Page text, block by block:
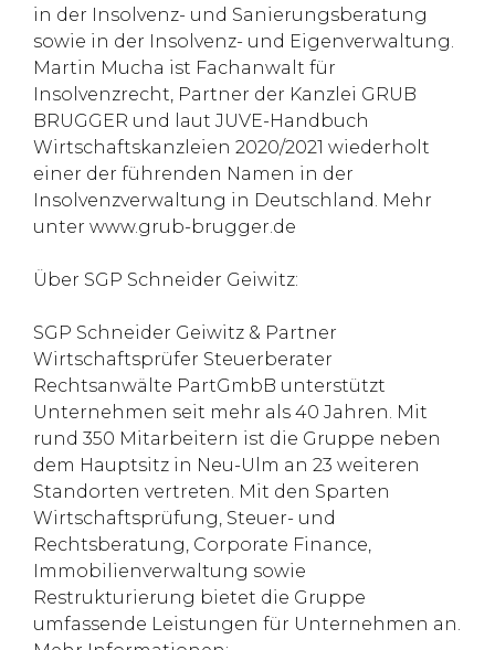
in der Insolvenz- und Sanierungsberatung
sowie in der Insolvenz- und Eigenverwaltung.
Martin Mucha ist Fachanwalt für
Insolvenzrecht, Partner der Kanzlei GRUB
BRUGGER und laut JUVE-Handbuch
Wirtschaftskanzleien 2020/2021 wiederholt
einer der führenden Namen in der
Insolvenzverwaltung in Deutschland. Mehr
unter www.grub-brugger.de
Über SGP Schneider Geiwitz:
SGP Schneider Geiwitz & Partner
Wirtschaftsprüfer Steuerberater
Rechtsanwälte PartGmbB unterstützt
Unternehmen seit mehr als 40 Jahren. Mit
rund 350 Mitarbeitern ist die Gruppe neben
dem Hauptsitz in Neu-Ulm an 23 weiteren
Standorten vertreten. Mit den Sparten
Wirtschaftsprüfung, Steuer- und
Rechtsberatung, Corporate Finance,
Immobilienverwaltung sowie
Restrukturierung bietet die Gruppe
umfassende Leistungen für Unternehmen an.